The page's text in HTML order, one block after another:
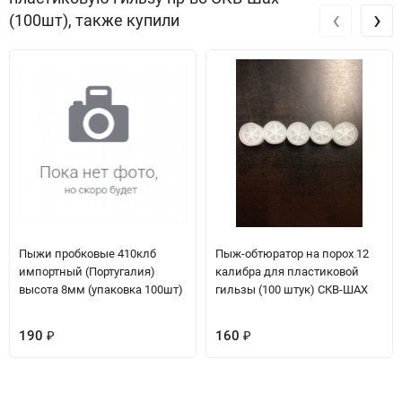
(100шт), также купили
Пыжи пробковые 410клб
импортный (Португалия)
высота 8мм (упаковка 100шт)
190 ₽
Пыж-обтюратор на порох 12
калибра для пластиковой
гильзы (100 штук) СКВ-ШАХ
160 ₽
‹ ›